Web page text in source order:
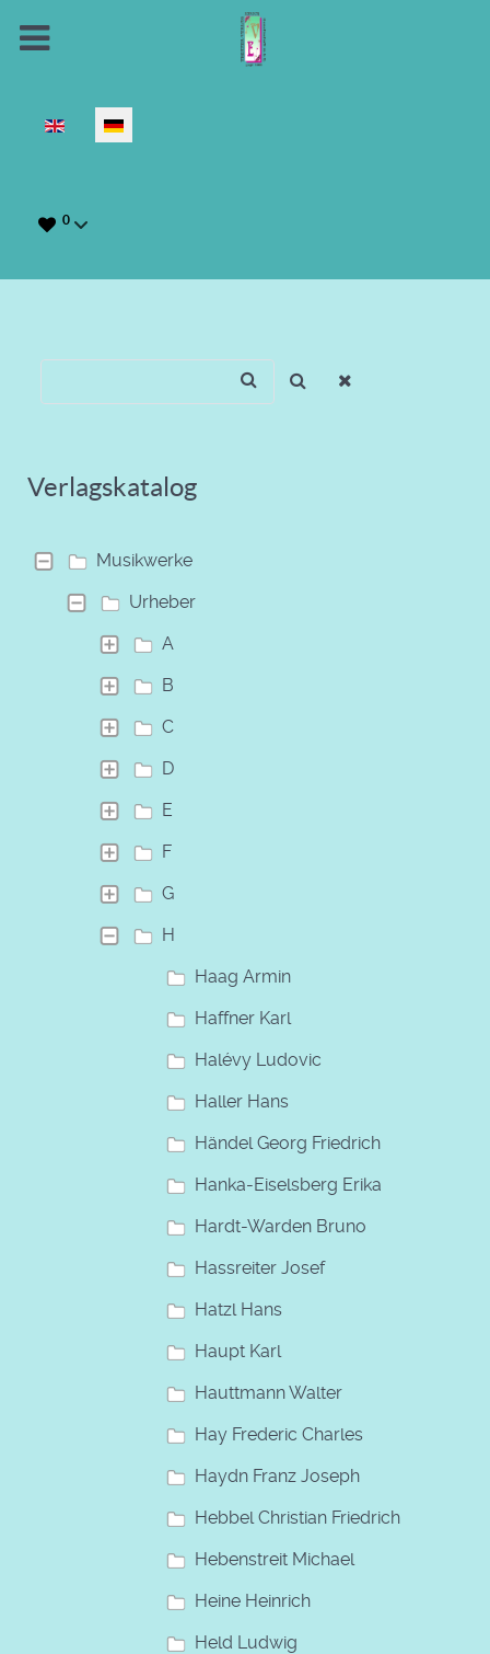
Sprache auswählen
0
Verlagskatalog
Musikwerke
Urheber
A
B
C
D
E
F
G
H
Haag Armin
Haffner Karl
Halévy Ludovic
Haller Hans
Händel Georg Friedrich
Hanka-Eiselsberg Erika
Hardt-Warden Bruno
Hassreiter Josef
Hatzl Hans
Haupt Karl
Hauttmann Walter
Hay Frederic Charles
Haydn Franz Joseph
Hebbel Christian Friedrich
Hebenstreit Michael
Heine Heinrich
Held Ludwig